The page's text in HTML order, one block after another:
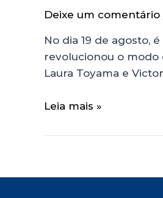
Deixe um comentário
No dia 19 de agosto,
revolucionou o modo
Laura Toyama e
Leia mais »